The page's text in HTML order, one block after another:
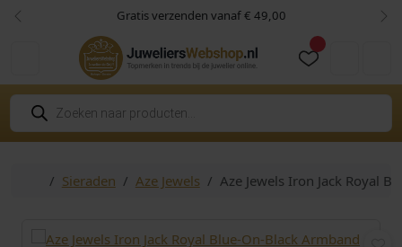
Skip to content
Skip to footer Gratis verzenden vanaf € 49,00
Vorige
P
o
d
HomeSieraden Aze Jewels Aze Jewels Iron Jack Royal